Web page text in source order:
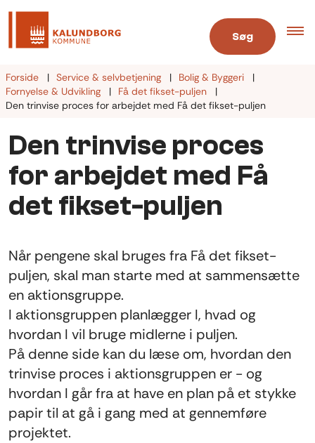
Søg
Forside Service & selvbetjening
Bolig & Byggeri
Fornyelse & Udvikling
Få det fikset-puljen
Den trinvise proces for arbejdet med Få det fikset-puljen
Den trinvise proces
for arbejdet med Få
det fikset-puljen
Når pengene skal bruges fra Få det fikset-
puljen, skal man starte med at sammensætte
en aktionsgruppe.
I aktionsgruppen planlægger I, hvad og
hvordan I vil bruge midlerne i puljen.
På denne side kan du læse om, hvordan den
trinvise proces i aktionsgruppen er - og
hvordan I går fra at have en plan på et stykke
papir til at gå i gang med at gennemføre
projektet.